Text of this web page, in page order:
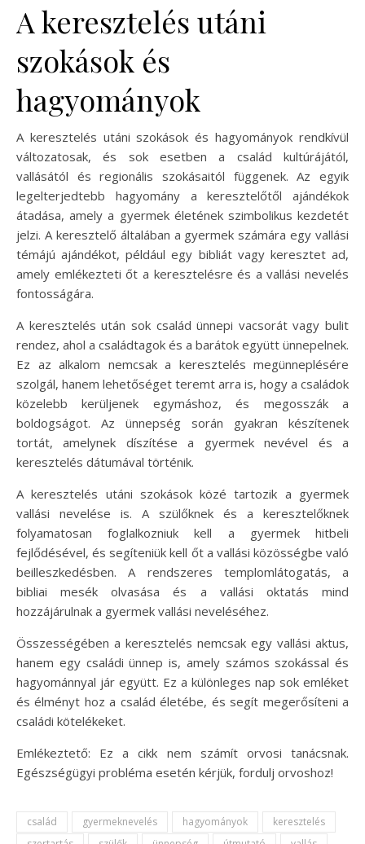
A keresztelés utáni
szokások és
hagyományok
A keresztelés utáni szokások és hagyományok rendkívül
változatosak, és sok esetben a család kultúrájától,
vallásától és regionális szokásaitól függenek. Az egyik
legelterjedtebb hagyomány a keresztelőtől ajándékok
átadása, amely a gyermek életének szimbolikus kezdetét
jelzi. A keresztelő általában a gyermek számára egy vallási
témájú ajándékot, például egy bibliát vagy keresztet ad,
amely emlékezteti őt a keresztelésre és a vallási nevelés
fontosságára.
A keresztelés után sok család ünnepi vacsorát vagy bulit
rendez, ahol a családtagok és a barátok együtt ünnepelnek.
Ez az alkalom nemcsak a keresztelés megünneplésére
szolgál, hanem lehetőséget teremt arra is, hogy a családok
közelebb kerüljenek egymáshoz, és megosszák a
boldogságot. Az ünnepség során gyakran készítenek
tortát, amelynek díszítése a gyermek nevével és a
keresztelés dátumával történik.
A keresztelés utáni szokások közé tartozik a gyermek
vallási nevelése is. A szülőknek és a keresztelőknek
folyamatosan foglalkozniuk kell a gyermek hitbeli
fejlődésével, és segíteniük kell őt a vallási közösségbe való
beilleszkedésben. A rendszeres templomlátogatás, a
bibliai mesék olvasása és a vallási oktatás mind
hozzájárulnak a gyermek vallási neveléséhez.
Összességében a keresztelés nemcsak egy vallási aktus,
hanem egy családi ünnep is, amely számos szokással és
hagyománnyal jár együtt. Ez a különleges nap sok emléket
és élményt hoz a család életébe, és segít megerősíteni a
családi kötelékeket.
Emlékeztető: Ez a cikk nem számít orvosi tanácsnak.
Egészségügyi probléma esetén kérjük, fordulj orvoshoz!
család gyermeknevelés hagyományok
keresztelés